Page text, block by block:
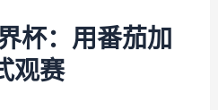
杯：用番茄加
观赛